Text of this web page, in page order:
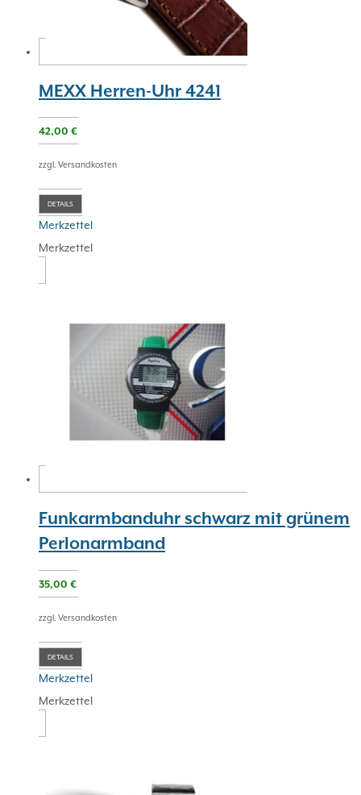
MEXX Herren-Uhr 4241
42,00 €
zzgl. Versandkosten
DETAILS
Merkzettel
Merkzettel
Funkarmbanduhr schwarz mit grünem
Perlonarmband
35,00 €
zzgl. Versandkosten
DETAILS
Merkzettel
Merkzettel